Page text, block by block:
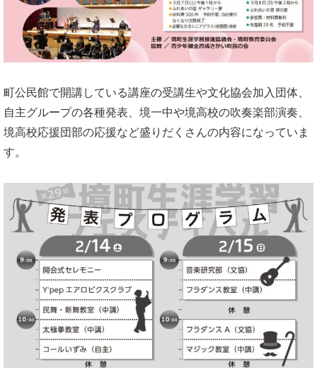
町公民館で開講している講座の受講生や文化協会加入団体、
自主グループの各種発表、境一中や境高校の吹奏楽部演奏、
境高校応援団部の応援など盛りだくさんの内容になっていま
す。